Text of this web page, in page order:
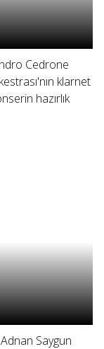
Cedrone
klarnet
hazırlık
Saygun